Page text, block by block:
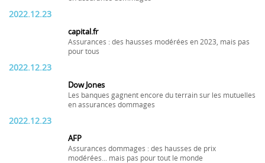
2022.12.23
capital.fr
Assurances : des hausses modérées en 2023, mais pas
pour tous
2022.12.23
Dow Jones
Les banques gagnent encore du terrain sur les mutuelles
en assurances dommages
2022.12.23
AFP
Assurances dommages : des hausses de prix
modérées... mais pas pour tout le monde